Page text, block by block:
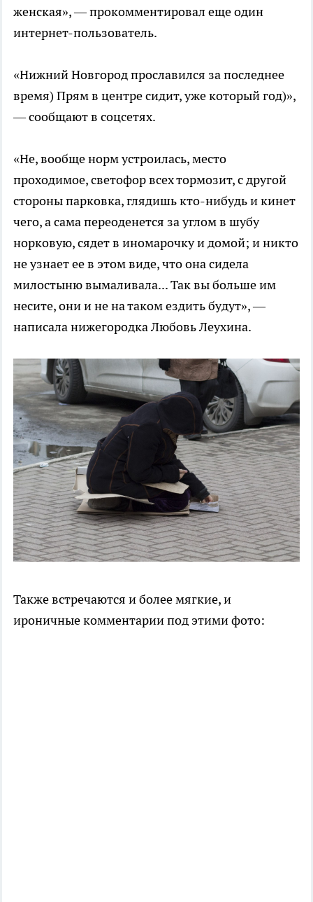
женская», — прокомментировал еще один
интернет-пользователь.
«Нижний Новгород прославился за последнее
время) Прям в центре сидит, уже который год)»,
— сообщают в соцсетях.
«Не, вообще норм устроилась, место
проходимое, светофор всех тормозит, с другой
стороны парковка, глядишь кто-нибудь и кинет
чего, а сама переоденется за углом в шубу
норковую, сядет в иномарочку и домой; и никто
не узнает ее в этом виде, что она сидела
милостыню вымаливала... Так вы больше им
несите, они и не на таком ездить будут», —
написала нижегородка Любовь Леухина.
Также встречаются и более мягкие, и
ироничные комментарии под этими фото: